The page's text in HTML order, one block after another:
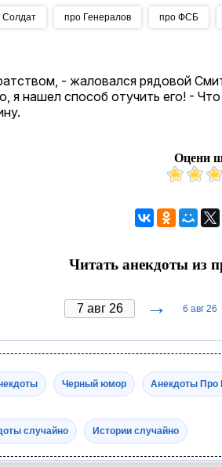
Солдат про Генералов про ФСБ
- жаловался рядовой
я нашел способ отучить его! -
Оцени
Читать анекдоты из
→ 6 авг 26
Черный юмор Анекдоты Про
случайно Истории случайно